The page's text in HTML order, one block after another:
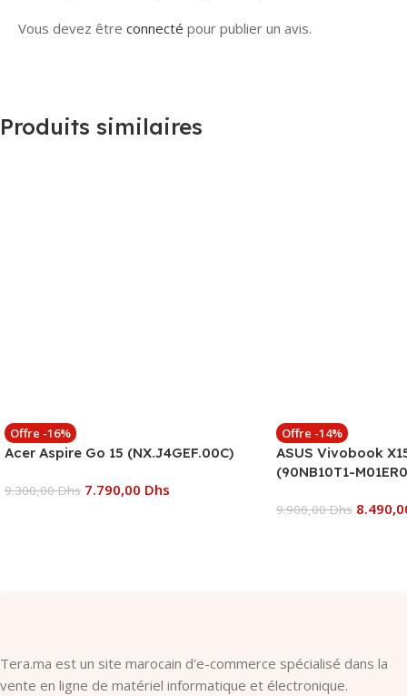
Vous devez être connecté pour publier un avis.
Produits similaires
Offre -16%
Acer Aspire Go 15 (NX.J4GEF.00C)
9.300,00Dhs 7.790,00 Dhs
Offre -14%
ASUS Vivobook
(90NB10T1-
9.900,00Dhs
Tera.ma est un site marocain d'e-commerce spécialisé dans la
vente en ligne de matériel informatique et électronique.